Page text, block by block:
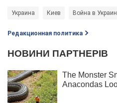
Украина Киев Война в
Редакционная политика